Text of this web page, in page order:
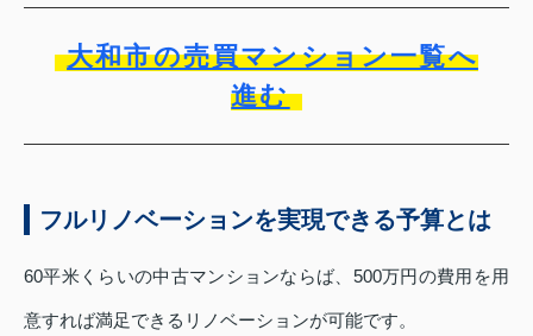
大和市の売買マンション一覧へ
進む
フルリノベーションを実現できる予算とは
60平米くらいの中古マンションならば、500万円の費用を用
意すれば満足できるリノベーションが可能です。